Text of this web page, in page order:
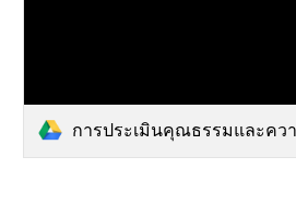
การประเมินคุณธรรมและความโปร่งใสในการดำเนิน